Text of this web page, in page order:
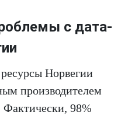
с дата-
Норвегии
производителем
Фактически, 98%